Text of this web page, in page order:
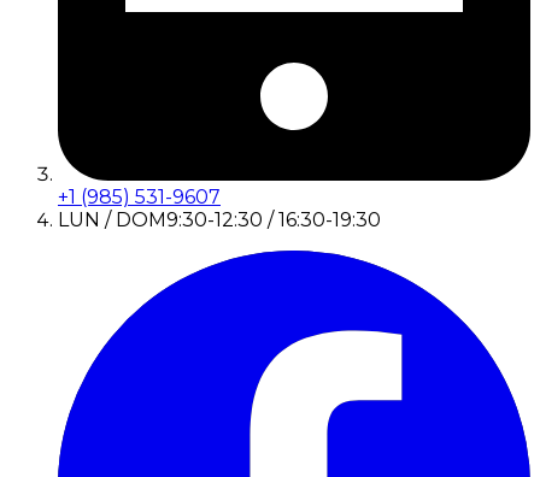
+1 (985) 531-9607
LUN / DOM9:30-12:30 / 16:30-19:30